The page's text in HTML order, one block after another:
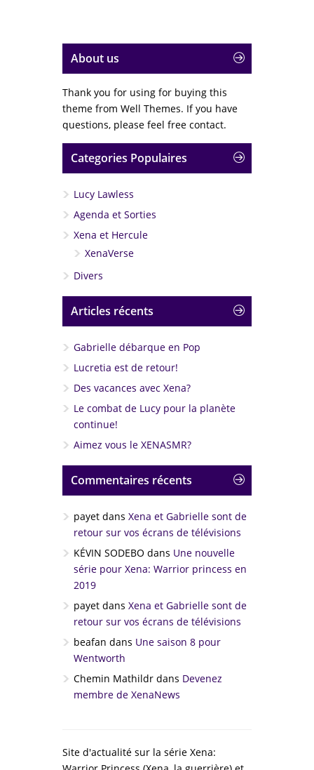
About us
Thank you for using for buying this
theme from Well Themes. If you have
questions, please feel free contact.
Categories Populaires
Lucy Lawless
Agenda et Sorties
Xena et Hercule
XenaVerse
Divers
Articles récents
Gabrielle débarque en Pop
Lucretia est de retour!
Des vacances avec Xena?
Le combat de Lucy pour la planète
continue!
Aimez vous le XENASMR?
Commentaires récents
payet dans Xena et Gabrielle sont de
retour sur vos écrans de télévisions
KÉVIN SODEBO dans Une nouvelle
série pour Xena: Warrior princess en
2019
payet dans Xena et Gabrielle sont de
retour sur vos écrans de télévisions
beafan dans Une saison 8 pour
Wentworth
Chemin Mathildr dans Devenez
membre de XenaNews
Site d'actualité sur la série Xena: